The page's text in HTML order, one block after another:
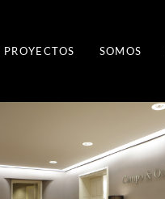
PROYECTOS SOMOS